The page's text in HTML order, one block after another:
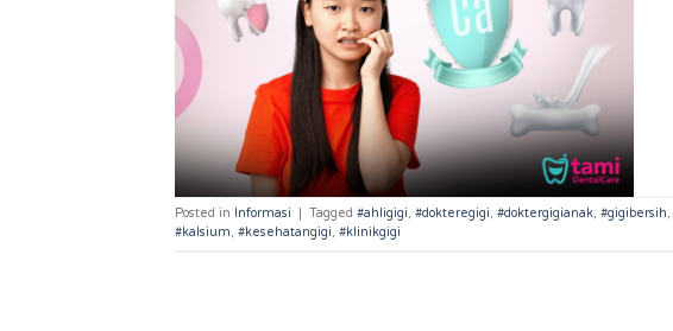
Posted in Informasi Tagged #ahligigi, #dokteregigi, #doktergigianak, #gigibersih,
#kalsium, #kesehatangigi, #klinikgigi